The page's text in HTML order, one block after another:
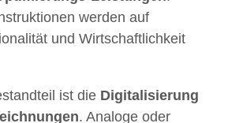
werden auf
und Wirtschaftlichkeit
ist die Digitalisierung
. Analoge oder